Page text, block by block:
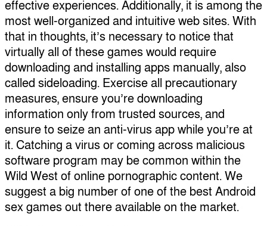
effective experiences. Additionally, it is among the
most well-organized and intuitive web sites. With
that in thoughts, it’s necessary to notice that
virtually all of these games would require
downloading and installing apps manually, also
called sideloading. Exercise all precautionary
measures, ensure you’re downloading
information only from trusted sources, and
ensure to seize an anti-virus app while you’re at
it. Catching a virus or coming across malicious
software program may be common within the
Wild West of online pornographic content. We
suggest a big number of one of the best Android
sex games out there available on the market.